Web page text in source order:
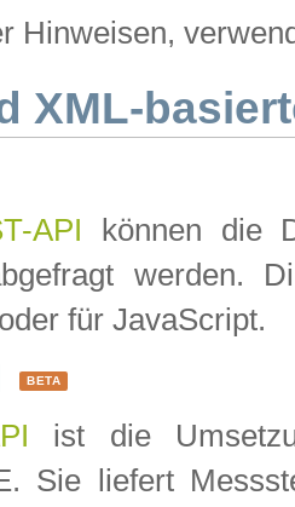
Hinweisen,
XML-
API können die
werden.
für JavaScript.
BETA
ist die
Sie liefert